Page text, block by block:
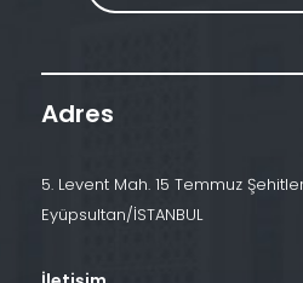
Adres
5. Levent Mah. 15 Temmuz
Eyüpsultan/İSTANBUL